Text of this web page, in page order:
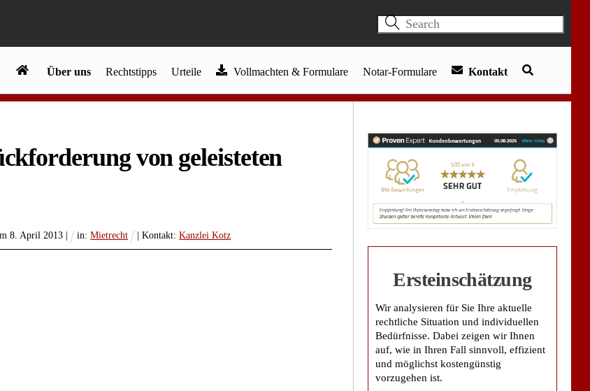
Über uns Rechtstipps Urteile Vollmachten & Formulare Notar-Formulare Kontakt
von geleisteten
8.April 2013 in:Mietrecht | Kontakt:Kanzlei Kotz
Ersteinschätzung
Wir analysieren für Sie Ihre aktuelle
rechtliche Situation und individuellen
Bedürfnisse. Dabei zeigen wir Ihnen
auf, wie in Ihren Fall sinnvoll, effizient
und möglichst kostengünstig
vorzugehen ist.